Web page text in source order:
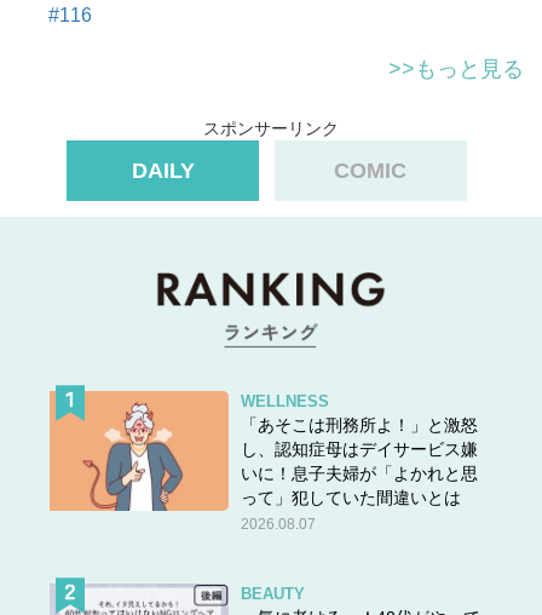
#116
>>もっと見る
スポンサーリンク
DAILY COMIC
WELLNESS
「あそこは刑務所よ！」と激怒
し、認知症母はデイサービス嫌
いに！息子夫婦が「よかれと思
って」犯していた間違いとは
2026.08.07
BEAUTY